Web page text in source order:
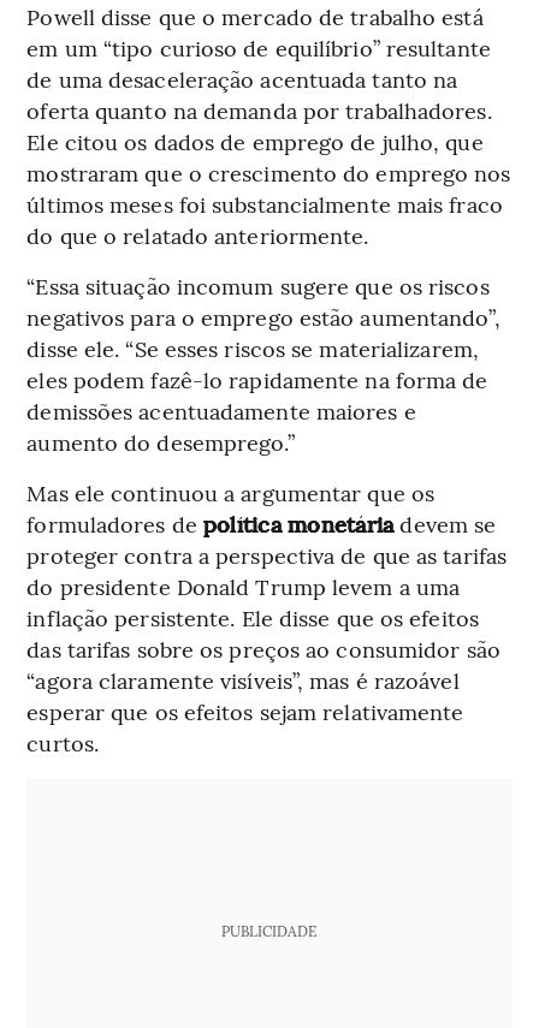
Powell disse que o mercado de trabalho está
em um “tipo curioso de equilíbrio” resultante
de uma desaceleração acentuada tanto na
oferta quanto na demanda por trabalhadores.
Ele citou os dados de emprego de julho, que
mostraram que o crescimento do emprego nos
últimos meses foi substancialmente mais fraco
do que o relatado anteriormente.
“Essa situação incomum sugere que os riscos
negativos para o emprego estão aumentando”,
disse ele. “Se esses riscos se materializarem,
eles podem fazê-lo rapidamente na forma de
demissões acentuadamente maiores e
aumento do desemprego.”
Mas ele continuou a argumentar que os
formuladores de política monetáriadevem se
proteger contra a perspectiva de que as tarifas
do presidente Donald Trump levem a uma
inflação persistente. Ele disse que os efeitos
das tarifas sobre os preços ao consumidor são
“agora claramente visíveis”, mas é razoável
esperar que os efeitos sejam relativamente
curtos.
PUBLICIDADE